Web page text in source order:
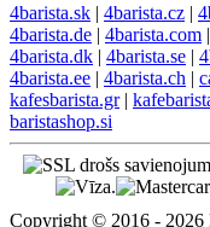
4barista.sk | 4barista.cz |
4barista.de | 4barista.com |
4barista.dk | 4barista.se |
4barista.ee | 4barista.ch |
kafesbarista.gr|
baristashop.si
Copyright © 2016 - 2026